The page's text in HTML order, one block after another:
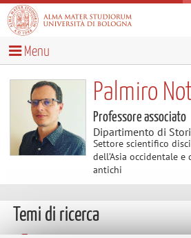
Menu
Palmiro
Professore associato
Dipartimento di
Settore scientifico
dell’Asia occidentale
antichi
Temi di ricerca